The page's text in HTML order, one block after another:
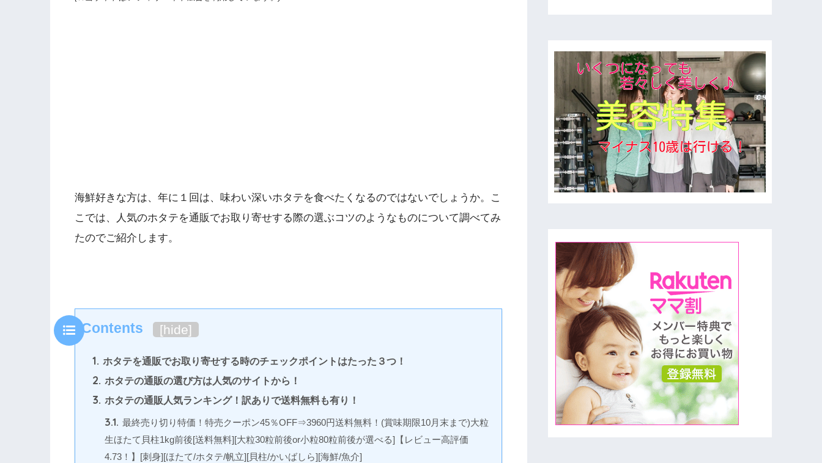
海鮮好きな方は、年に１回は、味わい深いホタテを食べたくなるのではないでしょうか。こ
こでは、人気のホタテを通販でお取り寄せする際の選ぶコツのようなものについて調べてみ
たのでご紹介します。
Contents [hide]
1. ホタテを通販でお取り寄せする時のチェックポイントはたった３つ！
2. ホタテの通販の選び方は人気のサイトから！
3. ホタテの通販人気ランキング！訳ありで送料無料も有り！
3.1. 最終売り切り特価！特売クーポン45％OFF⇒3960円送料無料！(賞味期限10月末まで)大粒
生ほたて貝柱1kg前後[送料無料][大粒30粒前後or小粒80粒前後が選べる]【レビュー高評価
4.73！】[刺身][ほたて/ホタテ/帆立][貝柱/かいばしら][海鮮/魚介]